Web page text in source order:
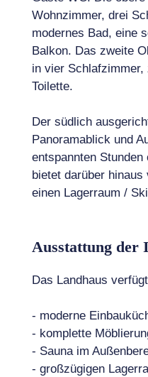
Wohnzimmer, drei
modernes Bad, eine
Balkon. Das zweite
in vier Schlafzimmer,
Toilette.
Der südlich
Panoramablick und
entspannten
bietet darüber
einen Lagerraum /
Ausstattung der
Das Landhaus
- moderne
- komplette
- Sauna im
- großzügigen